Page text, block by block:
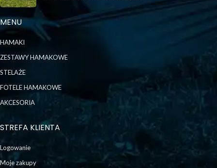
MENU
HAMAKI
ZESTAWY HAMAKOWE
STELAŻE
FOTELE HAMAKOWE
AKCESORIA
STREFA KLIENTA
Logowanie
Moje zakupy